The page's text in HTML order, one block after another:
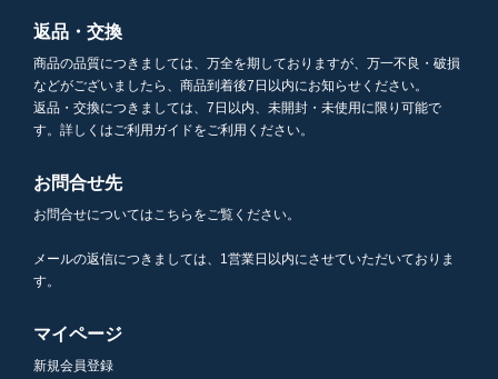
返品・交換
商品の品質につきましては、万全を期しておりますが、万一不良・破損
などがございましたら、商品到着後7日以内にお知らせください。
返品・交換につきましては、7日以内、未開封・未使用に限り可能で
す。詳しくはご利用ガイドをご利用ください。
お問合せ先
お問合せについてはこちらをご覧ください。
メールの返信につきましては、1営業日以内にさせていただいておりま
す。
マイページ
新規会員登録